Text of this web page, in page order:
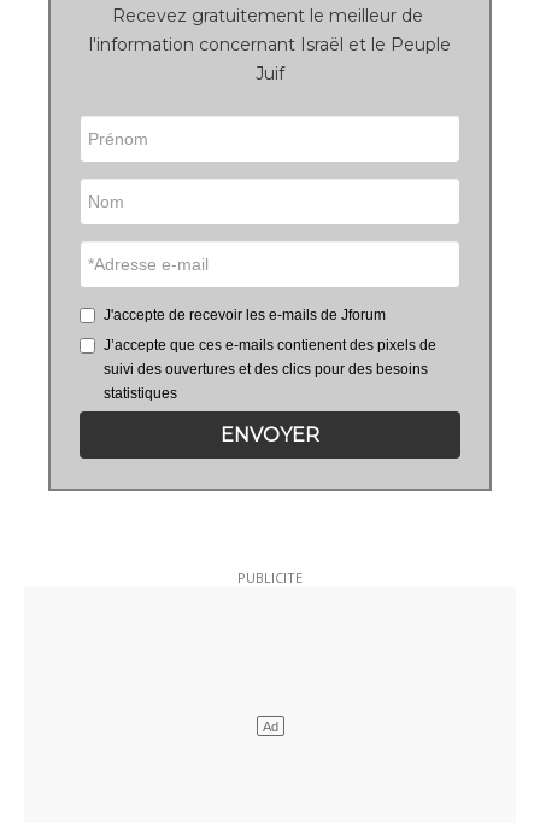
Recevez gratuitement le meilleur de
l'information concernant Israël et le Peuple
Juif
J'accepte de recevoir les e-mails de Jforum
J’accepte que ces e-mails contienent des pixels de
suivi des ouvertures et des clics pour des besoins
statistiques
ENVOYER